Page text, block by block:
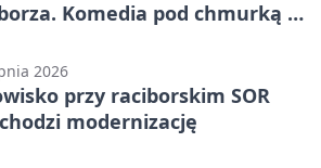
Komedia pod chmurką w
2026
przy raciborskim SOR
modernizację